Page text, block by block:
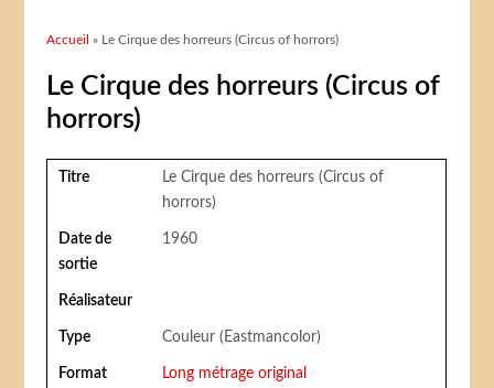
Vous êtes ici
Accueil » Le Cirque des horreurs (Circus of horrors)
Le Cirque des horreurs (Circus of
horrors)
Titre
Le Cirque des horreurs (Circus of
horrors)
Date de
sortie
1960
Réalisateur
Type Couleur (Eastmancolor)
Format Long métrage original